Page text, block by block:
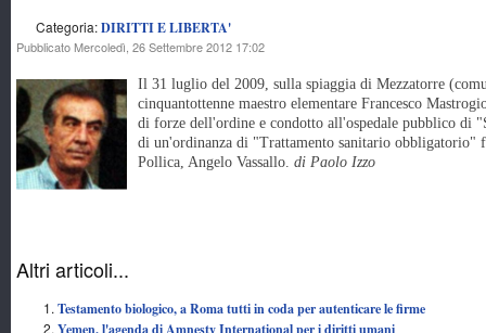
Categoria:DIRITTI E LIBERTA'
Pubblicato Mercoledì, 26 Settembre 2012 17:02
Il 31 luglio del 2009, sulla spiaggia di Mezzatorre
cinquantottenne maestro elementare Francesco
di forze dell'ordine e condotto all'ospedale pubblico di
di un'ordinanza di "Trattamento sanitario obbligatorio"
Pollica, Angelo Vassallo. di Paolo Izzo
Altri articoli...
Testamento biologico, a Roma tutti in coda per autenticare le firme